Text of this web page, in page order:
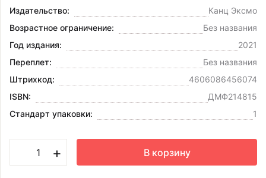
Издательство:
Канц Эксмо
Возрастное ограничение:
Без названия
Год издания:
2021
Переплет:
Без названия
Штрихкод:
4606086456074
ISBN:
ДМФ214815
Стандарт упаковки:
1
+ В корзину